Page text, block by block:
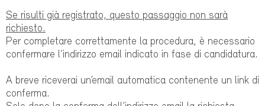
Se risulti già registrato, questo passaggio non sarà
richiesto.
Per completare correttamente la procedura, è necessario
confermare l’indirizzo email indicato in fase di candidatura.
A breve riceverai un’email automatica contenente un link di
conferma.